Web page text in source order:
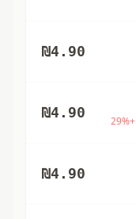
₪4.90
+
29%
₪4.90
₪4.90